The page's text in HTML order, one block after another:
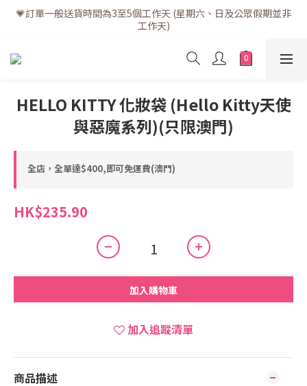
💗訂單一般送貨時間為3至5個工作天 (星期六、日及公眾假期並非
工作天)
💗訂單一般送貨時間為3至5個工作天 (星期六、日及公眾假期並非
工作天)
💗折實滿$400免運費 | 滿$200免自取點運費
💗立即下載全新會員APP享有專屬會員禮遇
💗訂單一般送貨時間為3至5個工作天 (星期六、日及公眾假期並非
工作天)
HELLO KITTY 化妝袋 (Hello Kitty天使
與惡魔系列)(只限澳門)
全店，全單達$400,即可免運費(澳門)
HK$235.90
加入購物車
加入追蹤清單
商品描述